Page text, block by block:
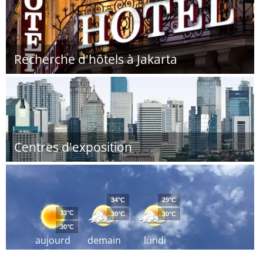
Recherche d'hôtels à Jakarta
Centres d'exposition
aujourd
´hui
33°C
30°C
demain
34°C
30°C
lundi
29°C
30°C